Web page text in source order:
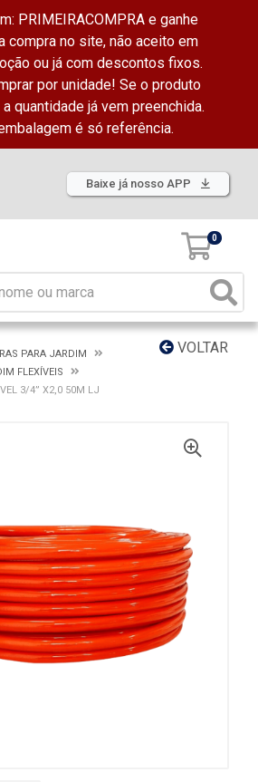
PRIMEIRACOMPRA e ganhe
compra no site, não aceito em
ou já com descontos fixos.
por unidade! Se o produto
quantidade já vem preenchida.
é só referência.
Baixe já nosso APP
0
VOLTAR
PARA JARDIM
FLEXÍVEIS
3/4” X2,0 50M LJ